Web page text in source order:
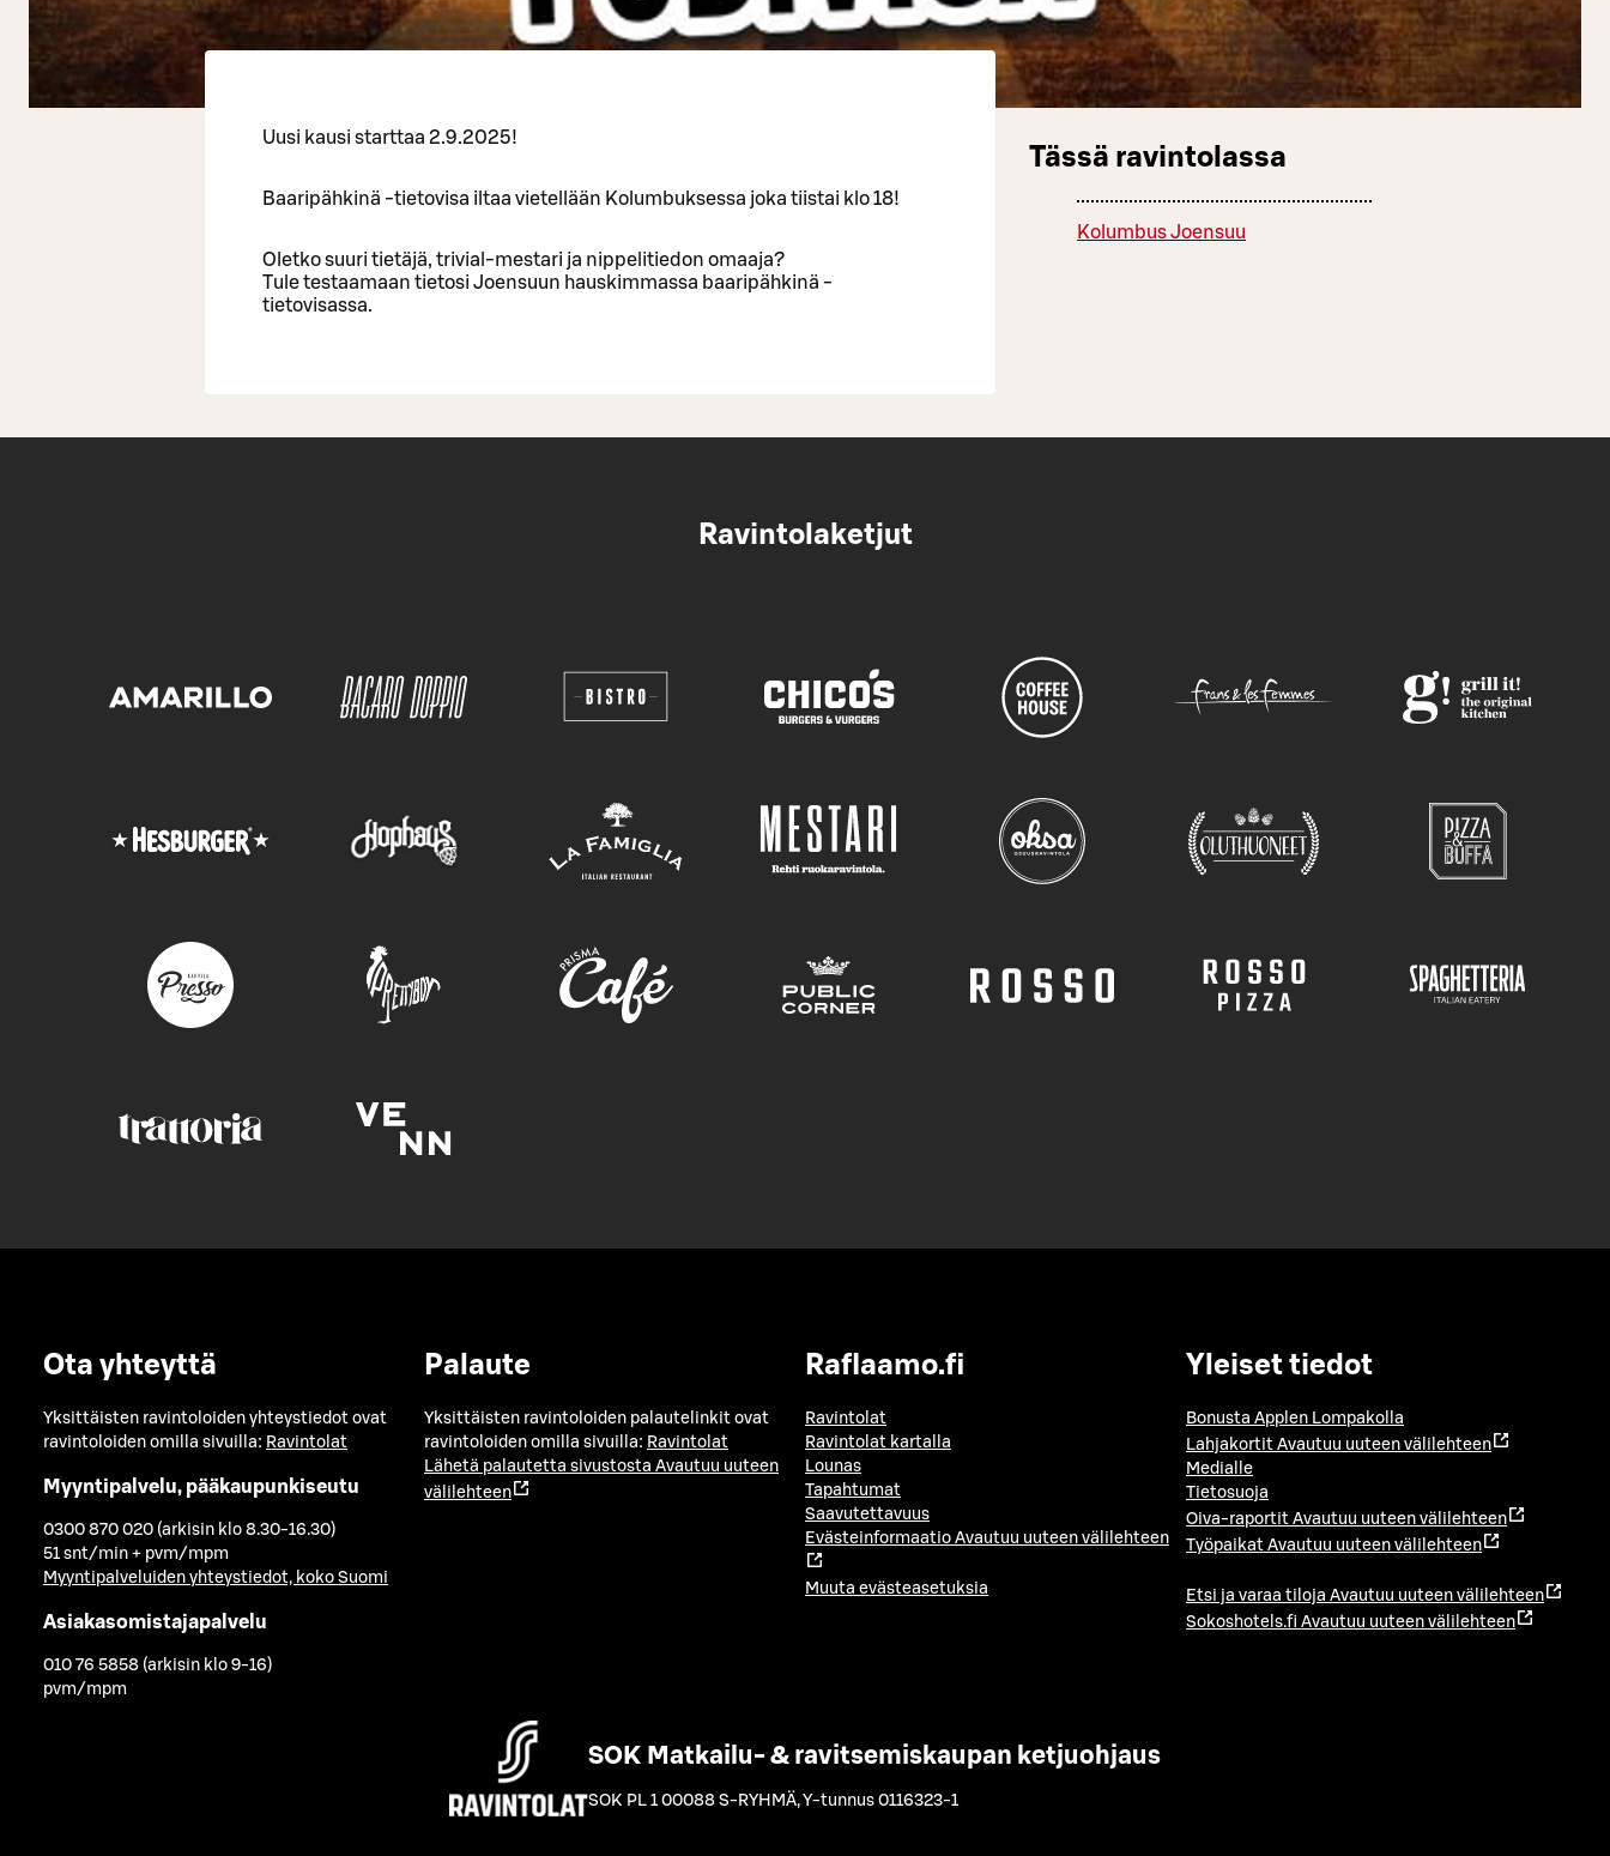
Uusi kausi starttaa 2.9.2025!
Baaripähkinä -tietovisa iltaa vietellään Kolumbuksessa joka tiistai klo 18!
Oletko suuri tietäjä, trivial-mestari ja nippelitiedon omaaja?
Tule testaamaan tietosi Joensuun hauskimmassa baaripähkinä -
tietovisassa.
Tässä ravintolassa
Kolumbus Joensuu
Ravintolaketjut
Ota yhteyttä
Yksittäisten ravintoloiden yhteystiedot ovat
ravintoloiden omilla sivuilla: Ravintolat
Myyntipalvelu, pääkaupunkiseutu
0300 870 020 (arkisin klo 8.30-16.30)
51 snt/min + pvm/mpm
Myyntipalveluiden yhteystiedot, koko Suomi
Asiakasomistajapalvelu
010 76 5858 (arkisin klo 9-16)
pvm/mpm
Palaute
Yksittäisten ravintoloiden palautelinkit ovat
ravintoloiden omilla sivuilla: Ravintolat
Lähetä palautetta sivustosta Avautuu uuteen
välilehteen
Raflaamo.fi
Ravintolat
Ravintolat kartalla
Lounas
Tapahtumat
Saavutettavuus
Evästeinformaatio Avautuu uuteen välilehteen
Muuta evästeasetuksia
Yleiset tiedot
Bonusta Applen Lompakolla
Lahjakortit Avautuu uuteen välilehteen
Medialle
Tietosuoja
Oiva-raportit Avautuu uuteen välilehteen
Työpaikat Avautuu uuteen välilehteen
Etsi ja varaa tiloja Avautuu uuteen välilehteen
Sokoshotels.fi Avautuu uuteen välilehteen
SOK Matkailu- & ravitsemiskaupan ketjuohjaus
SOK PL 1 00088 S-RYHMÄ,Y-tunnus 0116323-1